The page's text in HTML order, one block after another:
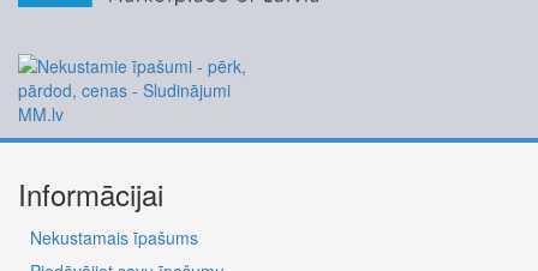
Informācijai
Nekustamais īpašums